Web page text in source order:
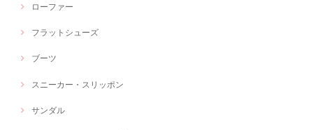
ローファー
フラットシューズ
ブーツ
スニーカー・スリッポン
サンダル